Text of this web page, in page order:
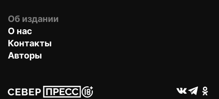
Об издании
О нас
Контакты
Авторы